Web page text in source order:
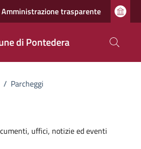
Amministrazione trasparente
di Pontedera
/ Parcheggi
uffici, notizie ed eventi